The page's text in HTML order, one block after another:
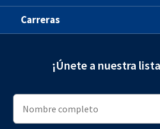
Carreras
¡Únete a nuestra